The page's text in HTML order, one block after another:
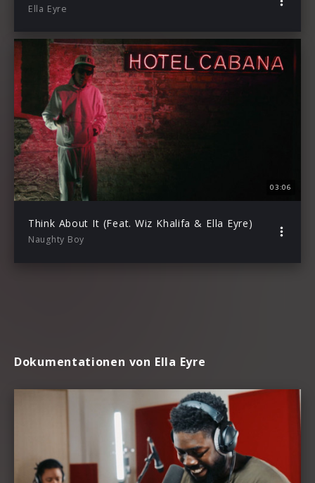
Ella Eyre
03:06
Think About It (Feat. Wiz Khalifa & Ella Eyre)
Naughty Boy
Dokumentationen von Ella Eyre